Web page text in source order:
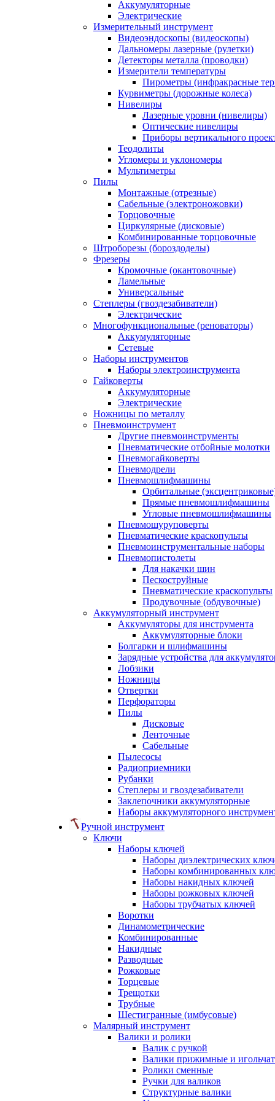
Аккумуляторные
Электрические
Измерительный инструмент
Видеоэндоскопы (видеоскопы)
Дальномеры лазерные (рулетки)
Детекторы металла (проводки)
Измерители температуры
Пирометры (инфракрасные
Курвиметры (дорожные колеса)
Нивелиры
Лазерные уровни (нивелиры)
Оптические нивелиры
Приборы вертикального
Теодолиты
Угломеры и уклономеры
Мультиметры
Пилы
Монтажные (отрезные)
Сабельные (электроножовки)
Торцовочные
Циркулярные (дисковые)
Комбинированные торцовочные
Штроборезы (бороздоделы)
Фрезеры
Кромочные (окантовочные)
Ламельные
Универсальные
Степлеры (гвоздезабиватели)
Электрические
Многофункциональные (реноваторы)
Аккумуляторные
Сетевые
Наборы инструментов
Наборы электроинструмента
Гайковерты
Аккумуляторные
Электрические
Ножницы по металлу
Пневмоинструмент
Другие пневмоинструменты
Пневматические отбойные молотки
Пневмогайковерты
Пневмодрели
Пневмошлифмашины
Орбитальные
Прямые пневмошлифмашины
Угловые пневмошлифмашины
Пневмошуруповерты
Пневматические краскопульты
Пневмоинструментальные наборы
Пневмопистолеты
Для накачки шин
Пескоструйные
Пневматические краскопульты
Продувочные (обдувочные)
Аккумуляторный инструмент
Аккумуляторы для инструмента
Аккумуляторные блоки
Болгарки и шлифмашины
Зарядные устройства для
Лобзики
Ножницы
Отвертки
Перфораторы
Пилы
Дисковые
Ленточные
Сабельные
Пылесосы
Радиоприемники
Рубанки
Степлеры и гвоздезабиватели
Заклепочники аккумуляторные
Наборы аккумуляторного
Ручной инструмент
Ключи
Наборы ключей
Наборы диэлектрических
Наборы комбинированных
Наборы накидных ключей
Наборы рожковых ключей
Наборы трубчатых ключей
Воротки
Динамометрические
Комбинированные
Накидные
Разводные
Рожковые
Торцевые
Трещотки
Трубные
Шестигранные (имбусовые)
Малярный инструмент
Валики и ролики
Валик с ручкой
Валики прижимные и
Ролики сменные
Ручки для валиков
Структурные валики